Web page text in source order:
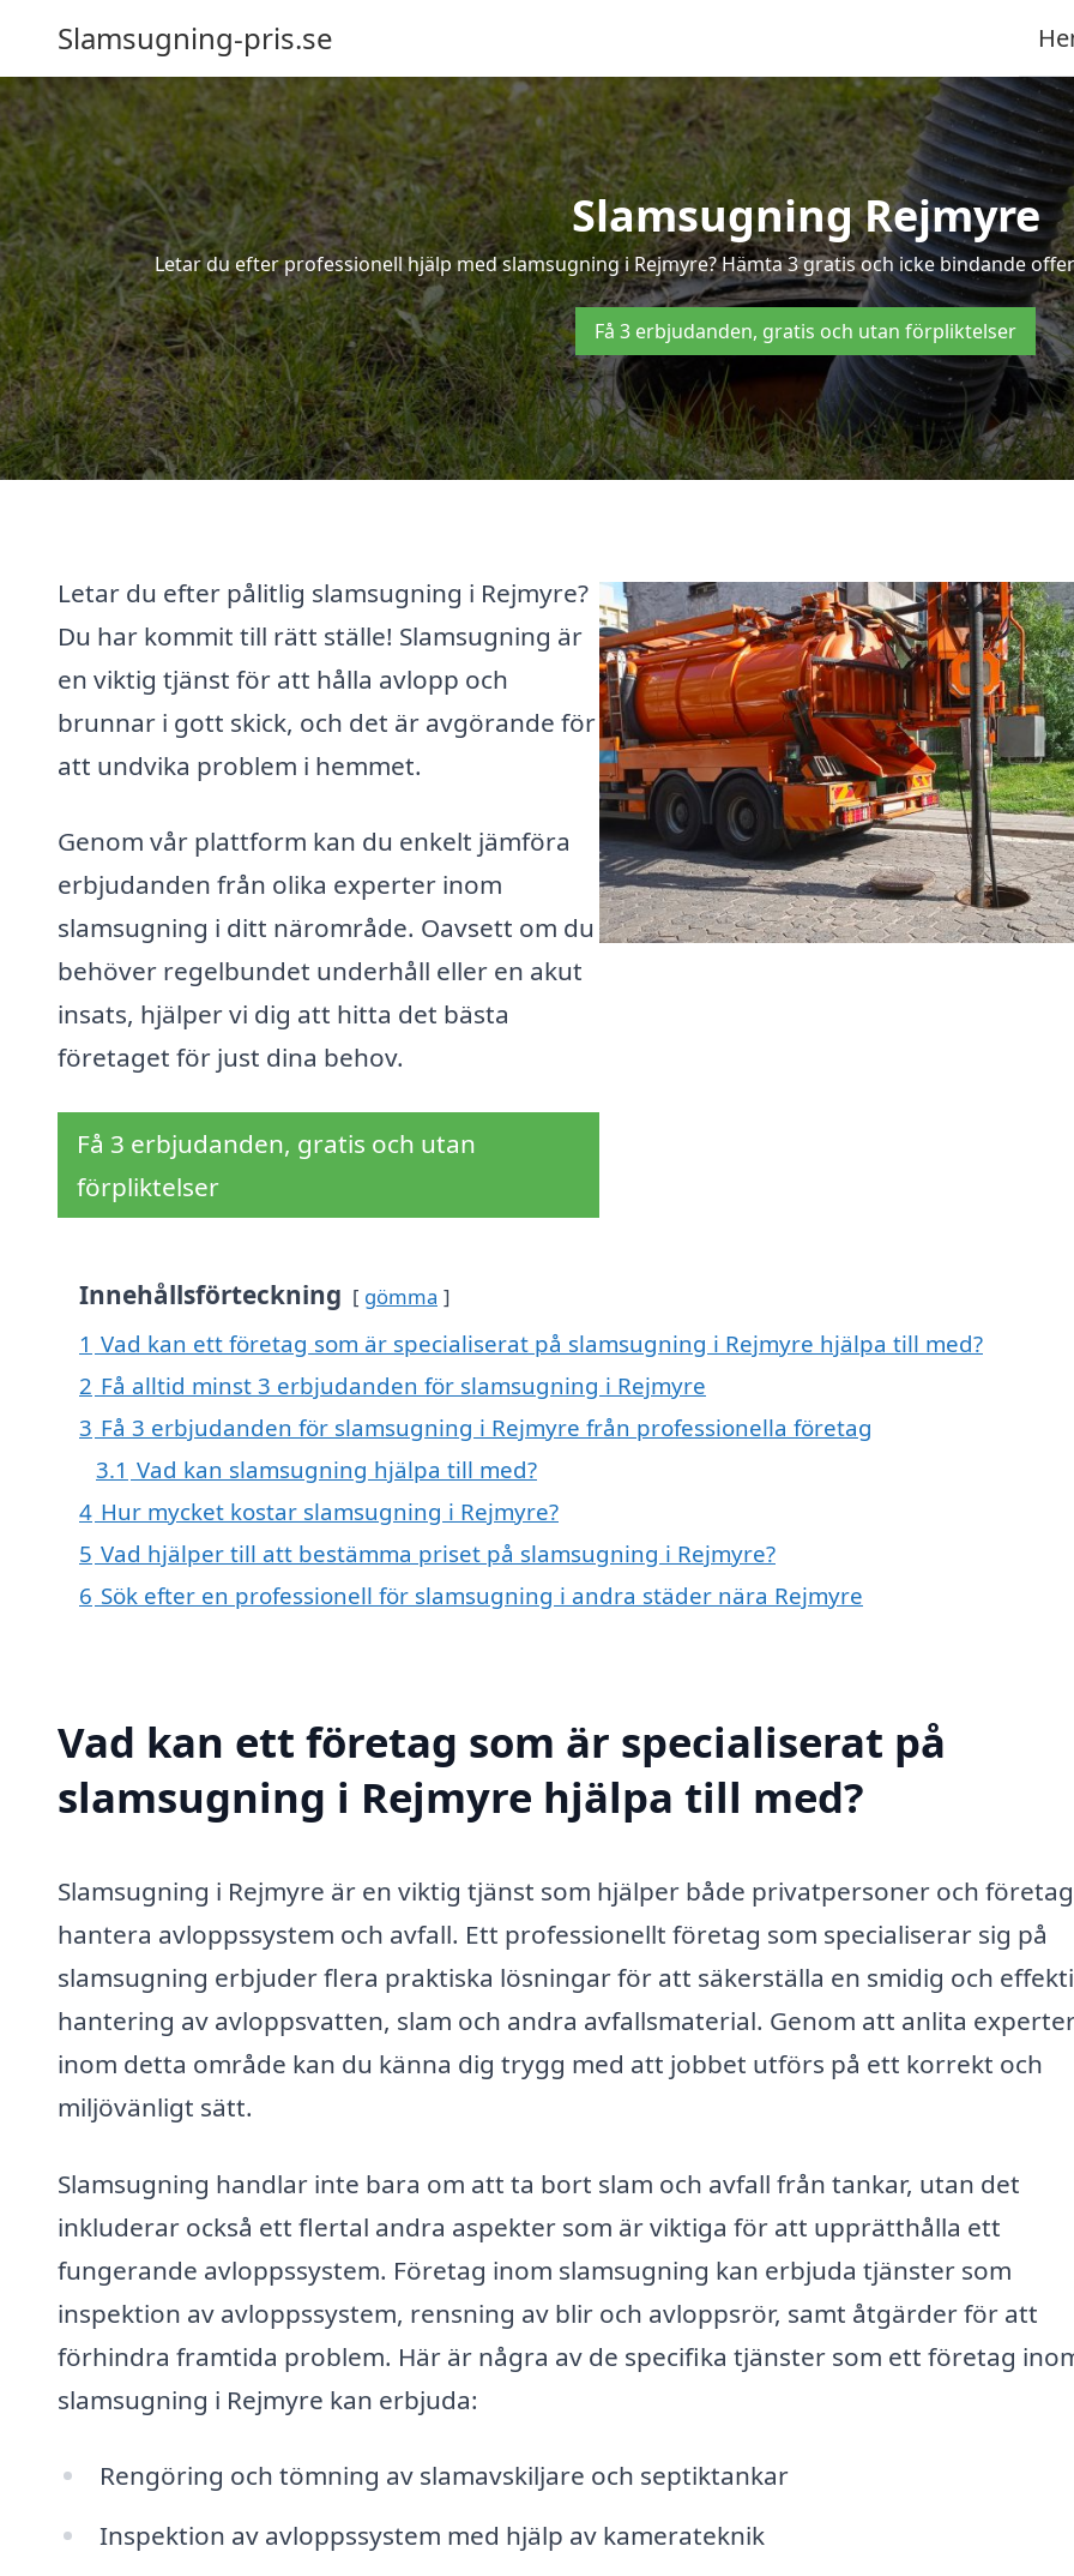
Slamsugning-pris.se
Slamsugning Rejmyre
Letar du efter professionell hjälp med slamsugning i Rejmyre? Hämta 3 gratis och icke bindande
Få 3 erbjudanden, gratis och utan förpliktelser
Letar du efter pålitlig slamsugning i Rejmyre?
Du har kommit till rätt ställe! Slamsugning är
en viktig tjänst för att hålla avlopp och
brunnar i gott skick, och det är avgörande för
att undvika problem i hemmet.
Genom vår plattform kan du enkelt jämföra
erbjudanden från olika experter inom
slamsugning i ditt närområde. Oavsett om du
behöver regelbundet underhåll eller en akut
insats, hjälper vi dig att hitta det bästa
företaget för just dina behov.
Få 3 erbjudanden, gratis och utan
förpliktelser
Innehållsförteckning gömma
1 Vad kan ett företag som är specialiserat på slamsugning i Rejmyre hjälpa till med?
2 Få alltid minst 3 erbjudanden för slamsugning i Rejmyre
3 Få 3 erbjudanden för slamsugning i Rejmyre från professionella företag
3.1 Vad kan slamsugning hjälpa till med?
4 Hur mycket kostar slamsugning i Rejmyre?
5 Vad hjälper till att bestämma priset på slamsugning i Rejmyre?
6 Sök efter en professionell för slamsugning i andra städer nära Rejmyre
Vad kan ett företag som är specialiserat på
slamsugning i Rejmyre hjälpa till med?
Slamsugning i Rejmyre är en viktig tjänst som hjälper både privatpersoner och
hantera avloppssystem och avfall. Ett professionellt företag som specialiserar sig på
slamsugning erbjuder flera praktiska lösningar för att säkerställa en smidig och
hantering av avloppsvatten, slam och andra avfallsmaterial. Genom att anlita
inom detta område kan du känna dig trygg med att jobbet utförs på ett korrekt och
miljövänligt sätt.
Slamsugning handlar inte bara om att ta bort slam och avfall från tankar, utan det
inkluderar också ett flertal andra aspekter som är viktiga för att upprätthålla ett
fungerande avloppssystem. Företag inom slamsugning kan erbjuda tjänster som
inspektion av avloppssystem, rensning av blir och avloppsrör, samt åtgärder för att
förhindra framtida problem. Här är några av de specifika tjänster som ett företag
slamsugning i Rejmyre kan erbjuda:
Rengöring och tömning av slamavskiljare och septiktankar
Inspektion av avloppssystem med hjälp av kamerateknik